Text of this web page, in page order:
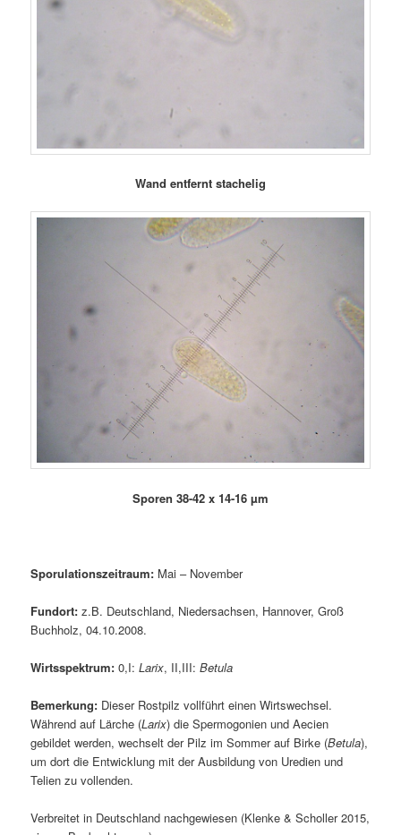
Wand entfernt stachelig
Sporen 38-42 x 14-16 µm
Sporulationszeitraum: Mai – November
Fundort: z.B. Deutschland, Niedersachsen, Hannover, Groß
Buchholz, 04.10.2008.
Wirtsspektrum:0,I:Larix, II,III:Betula
Bemerkung: Dieser Rostpilz vollführt einen Wirtswechsel.
Während auf Lärche (Larix) die Spermogonien und Aecien
gebildet werden, wechselt der Pilz im Sommer auf Birke (Betula),
um dort die Entwicklung mit der Ausbildung von Uredien und
Telien zu vollenden.
Verbreitet in Deutschland nachgewiesen (Klenke & Scholler 2015,